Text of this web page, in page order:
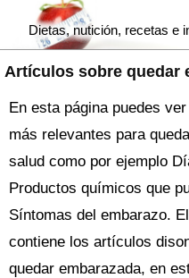
Artículos sobre quedar
Dietas, nutición, recetas e
En esta página puedes
más relevantes para
salud como por ejemplo
Productos químicos que
Síntomas del embarazo.
contiene los artículos
quedar embarazada, en